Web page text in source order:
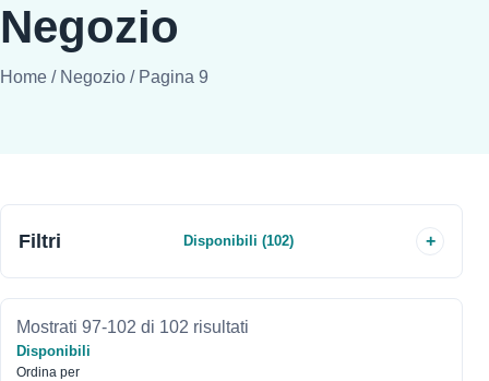
Negozio
Home / Negozio / Pagina 9
Filtri Disponibili (102)
Mostrati 97-102 di 102 risultati
Disponibili
Ordina per